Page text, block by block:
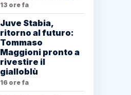
13 ore fa
Juve Stabia,
ritorno al futuro:
Tommaso
Maggioni pronto a
rivestire il
gialloblù
16 ore fa